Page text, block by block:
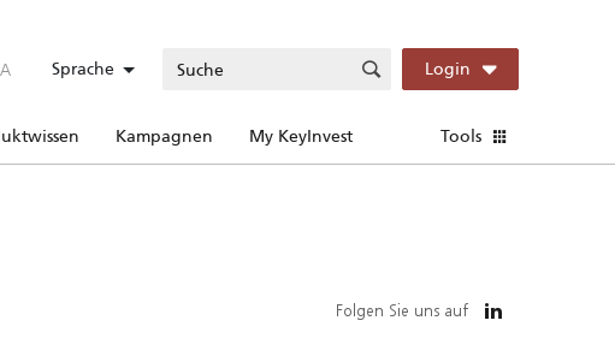
Sprache Login
Kampagnen My KeyInvest Tools
Folgen Sie uns auf